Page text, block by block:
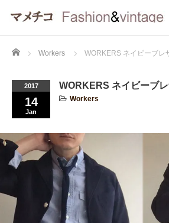
Home Workers WORKERS ネイビーブレ
2017
14
Jan
WORKERS ネイビーブレ
Workers